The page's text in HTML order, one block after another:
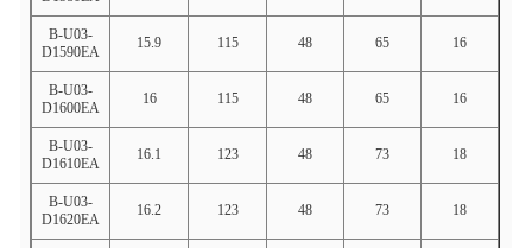
B-U03-
D1590EA
15.9 115 48 65 16
B-U03-
D1600EA
16 115 48 65 16
B-U03-
D1610EA
16.1 123 48 73 18
B-U03-
D1620EA
16.2 123 48 73 18